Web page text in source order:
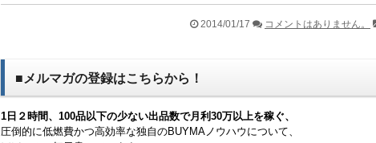
2014/01/17 コメントはありません。
■メルマガの登録はこちらから！
1日２時間、100品以下の少ない出品数で月利30万以上を稼ぐ、
圧倒的に低燃費かつ高効率な独自のBUYMAノウハウについて、